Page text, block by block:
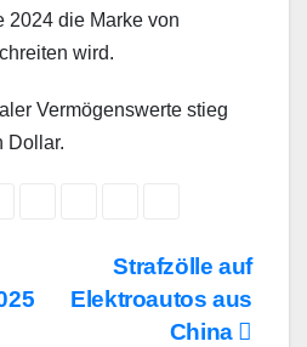
2024 die Marke von
wird.
Vermögenswerte stieg
Dollar.
Strafzölle auf
Elektroautos aus
China